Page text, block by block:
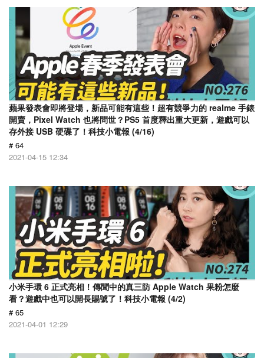
蘋果發表會即將登場，新品可能有這些！超有競爭力的 realme 手錶
開賣，Pixel Watch 也將問世？PS5 首度釋出重大更新，遊戲可以
存外接 USB 硬碟了！科技小電報 (4/16)
# 64
2021-04-15 12:34
小米手環 6 正式亮相！傳聞中的真三防 Apple Watch 果粉怎麼
看？遊戲中也可以開長賜號了！科技小電報 (4/2)
# 65
2021-04-01 12:29